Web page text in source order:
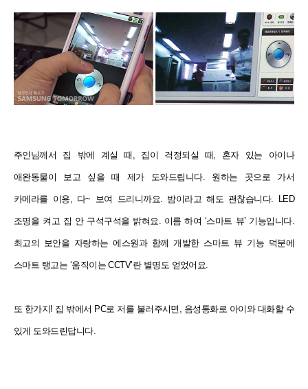
주인님께서 집 밖에 계실 때, 집이 걱정되실 때, 혼자 있는 아이나
애완동물이 보고 싶을 때 제가 도와드립니다. 원하는 곳으로 가서
카메라를 이용, 다~ 보여 드리니까요. 밤이라고 해도 괜찮습니다. LED
조명을 켜고 집 안 구석구석을 밝혀요. 이름 하여 ‘스마트 뷰’ 기능입니다.
최고의 보안을 자랑하는 에스원과 함께 개발한 스마트 뷰 기능 덕분에
스마트 탱고는 ‘움직이는 CCTV’란 별명도 얻었어요.
또 한가지! 집 밖에서 PC로 저를 불러주시면, 음성통화로 아이와 대화할 수
있게 도와드린답니다.